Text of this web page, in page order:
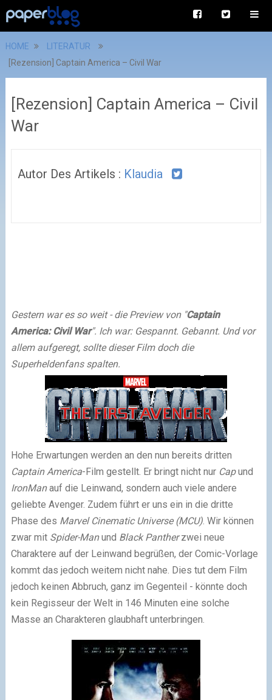
HOME
LITERATUR
[Rezension] Captain America – Civil War
[Rezension] Captain America – Civil
War
Autor Des Artikels : Klaudia
Gestern war es so weit - die Preview von "Captain
America: Civil War". Ich war: Gespannt. Gebannt. Und vor
allem aufgeregt, sollte dieser Film doch die
Superheldenfans spalten.
Hohe Erwartungen werden an den nun bereits dritten
Captain America-Film gestellt. Er bringt nicht nur Capund
IronManauf die Leinwand, sondern auch viele andere
geliebte Avenger. Zudem führt er uns ein in die dritte
Phase des Marvel Cinematic Universe (MCU). Wir können
zwar mit Spider-Manund Black Pantherzwei neue
Charaktere auf der Leinwand begrüßen, der Comic-Vorlage
kommt das jedoch weitem nicht nahe. Dies tut dem Film
jedoch keinen Abbruch, ganz im Gegenteil - könnte doch
kein Regisseur der Welt in 146 Minuten eine solche
Masse an Charakteren glaubhaft unterbringen.